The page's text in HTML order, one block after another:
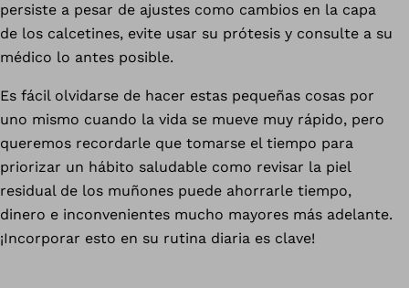
persiste a pesar de ajustes como cambios en la capa
de los calcetines, evite usar su prótesis y consulte a su
médico lo antes posible.
Es fácil olvidarse de hacer estas pequeñas cosas por
uno mismo cuando la vida se mueve muy rápido, pero
queremos recordarle que tomarse el tiempo para
priorizar un hábito saludable como revisar la piel
residual de los muñones puede ahorrarle tiempo,
dinero e inconvenientes mucho mayores más adelante.
¡Incorporar esto en su rutina diaria es clave!